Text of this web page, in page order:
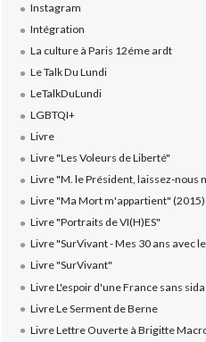
Instagram
Intégration
La culture à Paris 12éme ardt
Le Talk Du Lundi
LeTalkDuLundi
LGBTQI+
Livre
Livre "Les Voleurs de Liberté"
Livre "M. le Président, laissez-nous
Livre "Ma Mort m'appartient" (2015)
Livre "Portraits de VI(H)ES"
Livre "SurVivant - Mes 30 ans avec
Livre "SurVivant"
Livre L'espoir d'une France sans sida
Livre Le Serment de Berne
Livre Lettre Ouverte à Brigitte